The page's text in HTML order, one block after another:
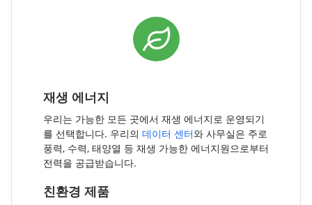
재생 에너지
우리는 가능한 모든 곳에서 재생 에너지로 운영되기
를 선택합니다. 우리의 데이터 센터와 사무실은 주로
풍력, 수력, 태양열 등 재생 가능한 에너지원으로부터
전력을 공급받습니다.
친환경 제품